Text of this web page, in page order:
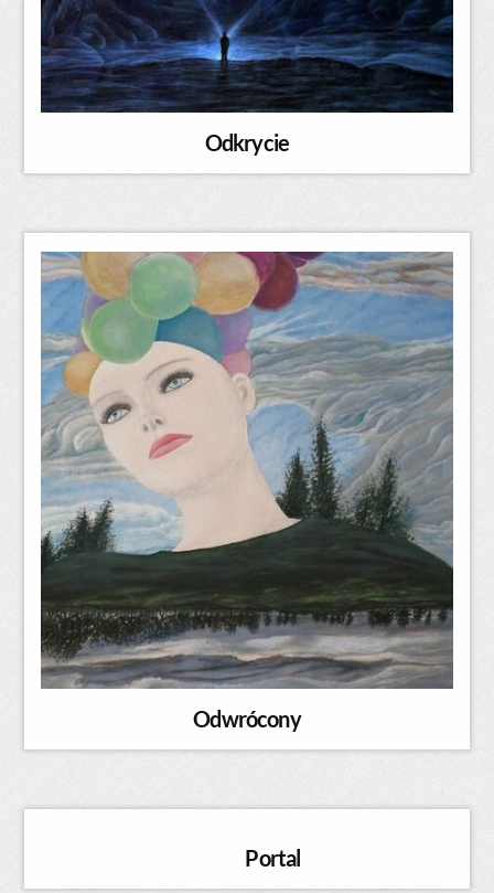
Odkrycie
Odwrócony
Portal